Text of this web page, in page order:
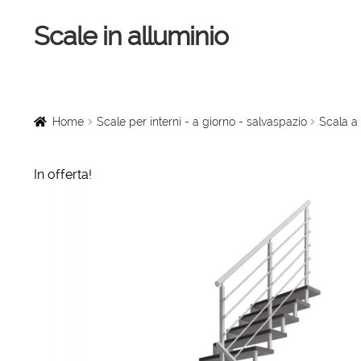
Vai
alla
Vai
al
Scale in alluminio
Scale a chiocciola
Home Scale per interni - a giorno - salvaspazio Scala a
In offerta!